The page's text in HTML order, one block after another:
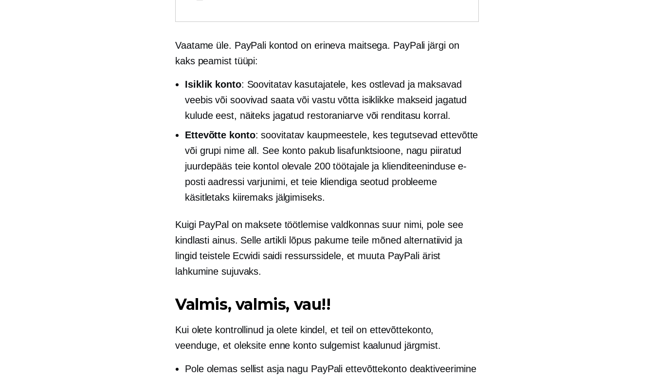
Vaatame üle. PayPali kontod on erineva maitsega. PayPali järgi on
kaks peamist tüüpi:
Isiklik konto: Soovitatav kasutajatele, kes ostlevad ja maksavad
veebis või soovivad saata või vastu võtta isiklikke makseid jagatud
kulude eest, näiteks jagatud restoraniarve või renditasu korral.
Ettevõtte konto: soovitatav kaupmeestele, kes tegutsevad ettevõtte
või grupi nime all. See konto pakub lisafunktsioone, nagu piiratud
juurdepääs teie kontol olevale 200 töötajale ja klienditeeninduse e-
posti aadressi varjunimi, et teie kliendiga seotud probleeme
käsitletaks kiiremaks jälgimiseks.
Kuigi PayPal on maksete töötlemise valdkonnas suur nimi, pole see
kindlasti ainus. Selle artikli lõpus pakume teile mõned alternatiivid ja
lingid teistele Ecwidi saidi ressurssidele, et muuta PayPali ärist
lahkumine sujuvaks.
Valmis, valmis, vau!!
Kui olete kontrollinud ja olete kindel, et teil on ettevõttekonto,
veenduge, et oleksite enne konto sulgemist kaalunud järgmist.
Pole olemas sellist asja nagu PayPali ettevõttekonto deaktiveerimine